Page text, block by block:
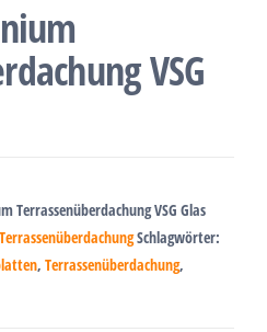
VSG
Terrassenüberdachung VSG Glas
TerrassenüberdachungSchlagwörter:
, Terrassenüberdachung,